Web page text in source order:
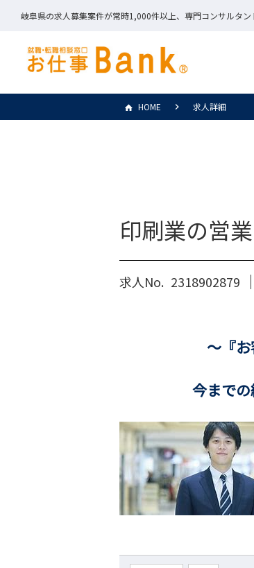
岐阜県の求人募集案件が常時1,000件以上、専門コンサルタン
HOME 求人詳細
印刷業の営業
求人No. 2318902879
～『お客様に
今までの経験